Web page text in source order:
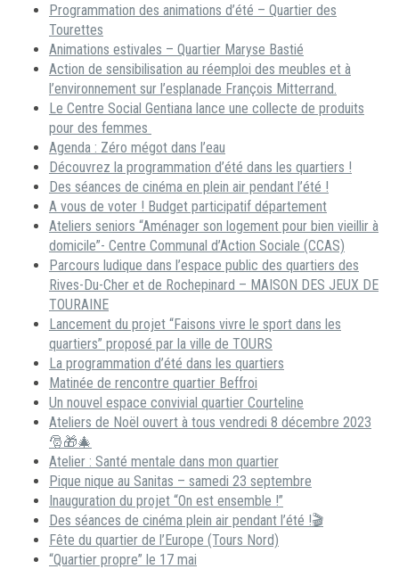
Programmation des animations d’été – Quartier des
Tourettes
Animations estivales – Quartier Maryse Bastié
Action de sensibilisation au réemploi des meubles et à
l’environnement sur l’esplanade François Mitterrand.
Le Centre Social Gentiana lance une collecte de produits
pour des femmes
Agenda : Zéro mégot dans l’eau
Découvrez la programmation d’été dans les quartiers !
Des séances de cinéma en plein air pendant l’été !
A vous de voter ! Budget participatif département
Ateliers seniors “Aménager son logement pour bien vieillir à
domicile”- Centre Communal d’Action Sociale (CCAS)
Parcours ludique dans l’espace public des quartiers des
Rives-Du-Cher et de Rochepinard – MAISON DES JEUX DE
TOURAINE
Lancement du projet “Faisons vivre le sport dans les
quartiers” proposé par la ville de TOURS
La programmation d’été dans les quartiers
Matinée de rencontre quartier Beffroi
Un nouvel espace convivial quartier Courteline
Ateliers de Noël ouvert à tous vendredi 8 décembre 2023
🎅🎁🎄
Atelier : Santé mentale dans mon quartier
Pique nique au Sanitas – samedi 23 septembre
Inauguration du projet “On est ensemble !”
Des séances de cinéma plein air pendant l’été !🎬
Fête du quartier de l’Europe (Tours Nord)
“Quartier propre” le 17 mai